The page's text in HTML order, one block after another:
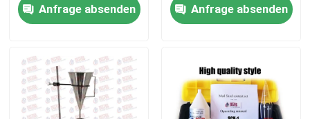
Qualitätskontrolle
Kontakt
Referenzen
Anfrage absenden
DrillingAnfrage absenden